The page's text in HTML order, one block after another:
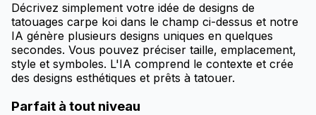
Décrivez simplement votre idée de designs de
tatouages carpe koi dans le champ ci-dessus et notre
IA génère plusieurs designs uniques en quelques
secondes. Vous pouvez préciser taille, emplacement,
style et symboles. L'IA comprend le contexte et crée
des designs esthétiques et prêts à tatouer.
Parfait à tout niveau